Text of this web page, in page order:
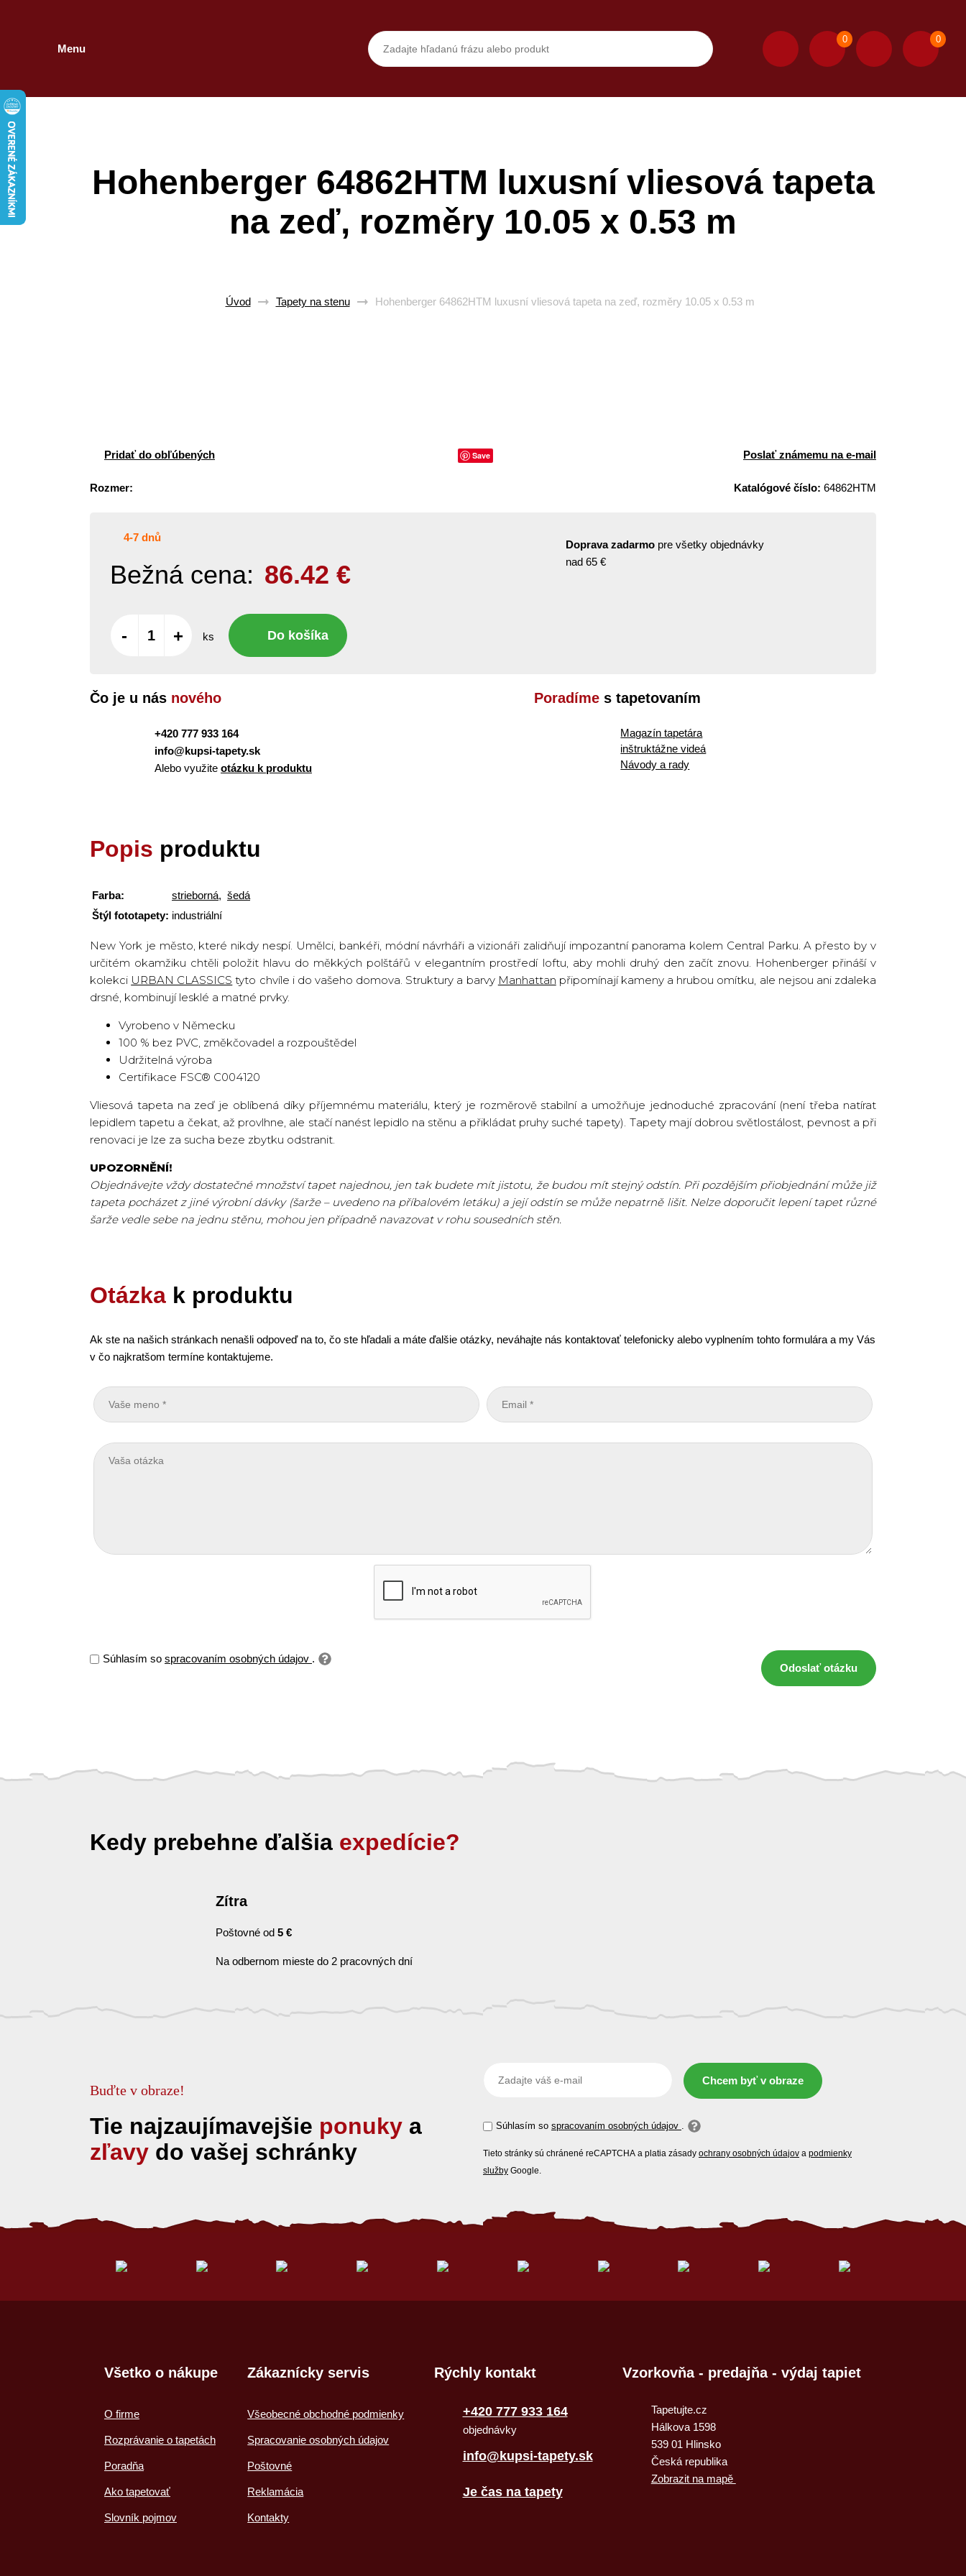
Menu
0 0
Hohenberger 64862HTM luxusní vliesová tapeta
na zeď, rozměry 10.05 x 0.53 m
Úvod Tapety na stenu Hohenberger 64862HTM luxusní vliesová tapeta na zeď, rozměry 10.05 x 0.53 m
Pridať do obľúbených Save Poslať známemu na e-mail
Rozmer: Katalógové číslo: 64862HTM
4-7 dnů
Bežná cena: 86.42 €
- + ks Do košíka
Doprava zadarmo pre všetky objednávky
nad 65 €
Čo je u nás nového
+420 777 933 164
info@kupsi-tapety.sk
Alebo využite otázku k produktu
Poradíme s tapetovaním
Magazín tapetára
inštruktážne videá
Návody a rady
Popis produktu
Farba: strieborná, šedá
Štýl fototapety: industriální
New York je město, které nikdy nespí. Umělci, bankéři, módní návrháři a vizionáři zalidňují impozantní panorama kolem Central Parku. A přesto by v
určitém okamžiku chtěli položit hlavu do měkkých polštářů v elegantním prostředí loftu, aby mohli druhý den začít znovu. Hohenberger přináší v
kolekci URBAN CLASSICS tyto chvíle i do vašeho domova. Struktury a barvy Manhattan připomínají kameny a hrubou omítku, ale nejsou ani zdaleka
drsné, kombinují lesklé a matné prvky.
Vyrobeno v Německu
100 % bez PVC, změkčovadel a rozpouštědel
Udržitelná výroba
Certifikace FSC® C004120
Vliesová tapeta na zeď je oblíbená díky příjemnému materiálu, který je rozměrově stabilní a umožňuje jednoduché zpracování (není třeba natírat
lepidlem tapetu a čekat, až provlhne, ale stačí nanést lepidlo na stěnu a přikládat pruhy suché tapety). Tapety mají dobrou světlostálost, pevnost a při
renovaci je lze za sucha beze zbytku odstranit.
UPOZORNĚNÍ!
Objednávejte vždy dostatečné množství tapet najednou, jen tak budete mít jistotu, že budou mít stejný odstín. Při pozdějším přiobjednání může již
tapeta pocházet z jiné výrobní dávky (šarže – uvedeno na příbalovém letáku) a její odstín se může nepatrně lišit. Nelze doporučit lepení tapet různé
šarže vedle sebe na jednu stěnu, mohou jen případně navazovat v rohu sousedních stěn.
Otázka k produktu
Ak ste na našich stránkach nenašli odpoveď na to, čo ste hľadali a máte ďalšie otázky, neváhajte nás kontaktovať telefonicky alebo vyplnením tohto formulára a my Vás
v čo najkratšom termíne kontaktujeme.
Súhlasím so spracovaním osobných údajov .
Odoslať otázku
Kedy prebehne ďalšia expedície?
Zítra
Poštovné od 5 €
Na odbernom mieste do 2 pracovných dní
Buďte v obraze!
Tie najzaujímavejšie ponuky a
zľavy do vašej schránky
Chcem byť v obraze
Súhlasím so spracovaním osobných údajov .
Tieto stránky sú chránené reCAPTCHA a platia zásady ochrany osobných údajov a podmienky
služby Google.
Všetko o nákupe
O firme
Rozprávanie o tapetách
Poradňa
Ako tapetovať
Slovník pojmov
Zákaznícky servis
Všeobecné obchodné podmienky
Spracovanie osobných údajov
Poštovné
Reklamácia
Kontakty
Rýchly kontakt
+420 777 933 164
objednávky
info@kupsi-tapety.sk
Je čas na tapety
Vzorkovňa - predajňa - výdaj tapiet
Tapetujte.cz
Hálkova 1598
539 01 Hlinsko
Česká republika
Zobrazit na mapě